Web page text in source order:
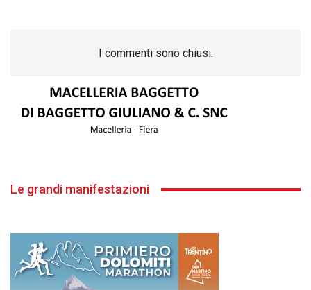
I commenti sono chiusi.
Le grandi manifestazioni